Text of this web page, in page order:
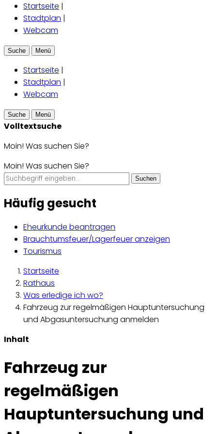
Startseite |
Stadtplan |
Webcam
Suche Menü
Startseite |
Stadtplan |
Webcam
Suche Menü
Volltextsuche
Moin! Was suchen Sie?
Moin! Was suchen Sie?
Suchen
Häufig gesucht
Eheurkunde beantragen
Brauchtumsfeuer/Lagerfeuer anzeigen
Tourismus
Startseite
Rathaus
Was erledige ich wo?
Fahrzeug zur regelmäßigen Hauptuntersuchung
und Abgasuntersuchung anmelden
Inhalt
Fahrzeug zur
regelmäßigen
Hauptuntersuchung und